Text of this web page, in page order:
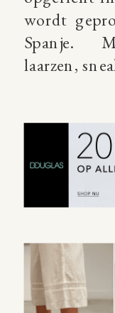
wordt
Spanje.
laarzen,